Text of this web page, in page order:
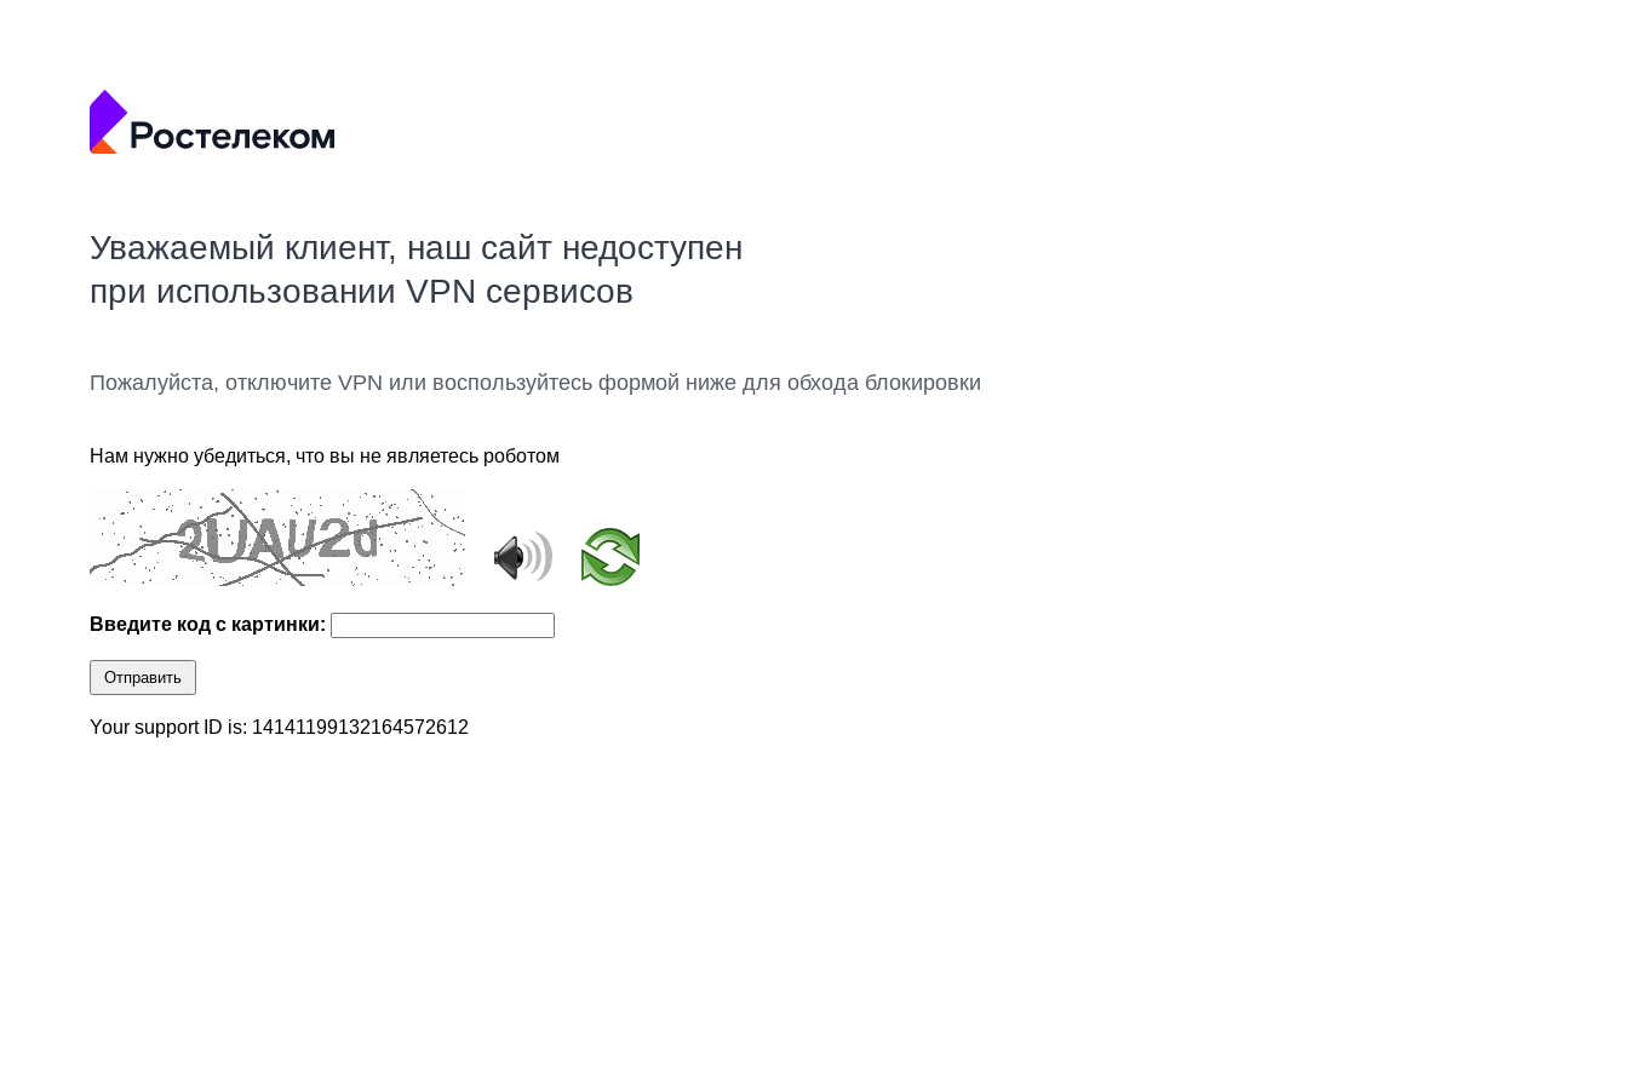
Уважаемый клиент, наш сайт недоступен
при использовании VPN сервисов
Пожалуйста, отключите VPN или воспользуйтесь формой ниже для обхода блокировки
Нам нужно убедиться, что вы не являетесь роботом
Введите код с картинки:
Отправить
Your support ID is: 14141199132164572612